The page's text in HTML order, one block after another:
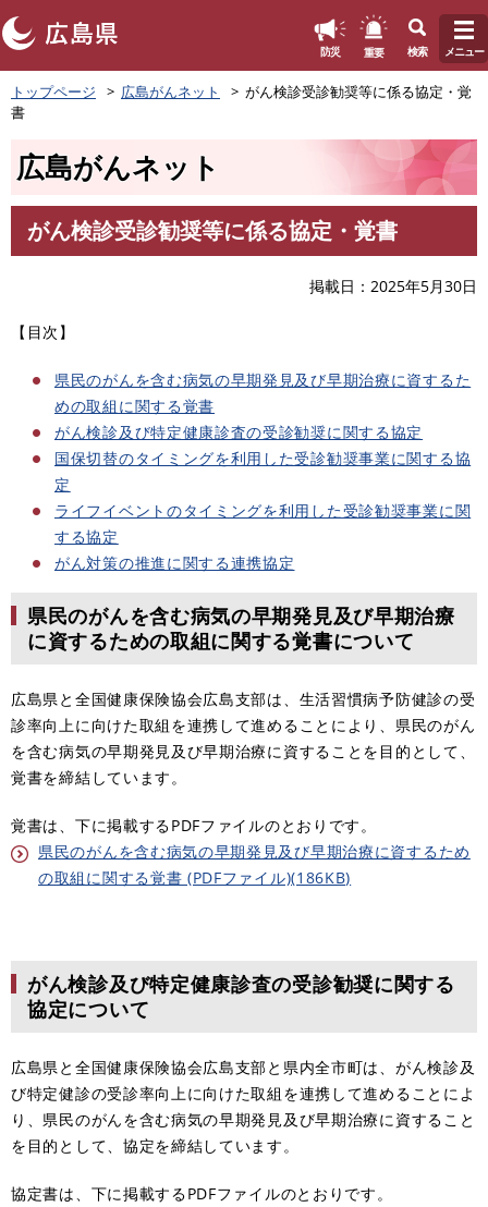
ペ
ー
ジ
。
防災 重要 検索 メニュー
トップページ 広島がんネット
がん検診受診勧奨等に係る協定・覚
書
広島がんネット
文
がん検診受診勧奨等に係る協定・覚書
掲載日 2025年5月30日
【目次】
県民のがんを含む病気の早期発見及び早期治療に資するた
めの取組に関する覚書
がん検診及び特定健康診査の受診勧奨に関する協定
国保切替のタイミングを利用した受診勧奨事業に関する協
定
ライフイベントのタイミングを利用した受診勧奨事業に関
する協定
がん対策の推進に関する連携協定
県民のがんを含む病気の早期発見及び早期治療
に資するための取組に関する覚書について
広島県と全国健康保険協会広島支部は、生活習慣病予防健診の受
診率向上に向けた取組を連携して進めることにより、県民のがん
を含む病気の早期発見及び早期治療に資することを目的として、
覚書を締結しています。
覚書は、下に掲載するPDFファイルのとおりです。
県民のがんを含む病気の早期発見及び早期治療に資するため
の取組に関する覚書 (PDFファイル)(186KB)
がん検診及び特定健康診査の受診勧奨に関する
協定について
広島県と全国健康保険協会広島支部と県内全市町は、がん検診及
び特定健診の受診率向上に向けた取組を連携して進めることによ
り、県民のがんを含む病気の早期発見及び早期治療に資すること
を目的として、協定を締結しています。
協定書は、下に掲載するPDFファイルのとおりです。